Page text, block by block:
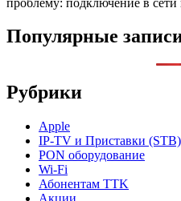
Популярные
Рубрики
Apple
IP-TV и Приставки (STB)
PON оборудование
Wi-Fi
Абонентам TTK